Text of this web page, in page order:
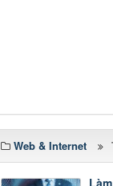
Web & Internet